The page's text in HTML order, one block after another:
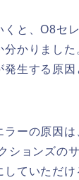
と、O8セ
かりまし
生する原
ーの原因
ションズの
ていただけ